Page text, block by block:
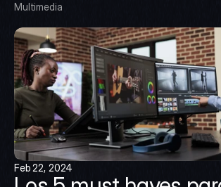
Multimedia
Feb 22, 2024